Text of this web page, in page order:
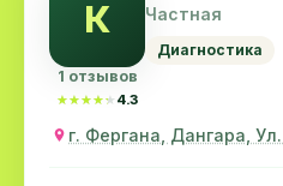
К
1 отзывов
★★★★★
★★★★★ 4.3
Частная
Диагностика
г. Фергана, Дангара,